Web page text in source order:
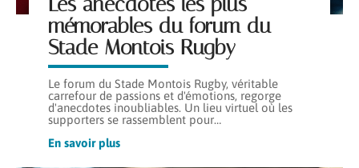
mémorables du forum du
Stade Montois Rugby
Le forum du Stade Montois Rugby, véritable
carrefour de passions et d'émotions, regorge
d'anecdotes inoubliables. Un lieu virtuel où les
supporters se rassemblent pour…
En savoir plus